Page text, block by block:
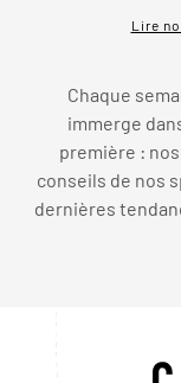
Lire
Chaque
immerge
première :
conseils de nos
dernières